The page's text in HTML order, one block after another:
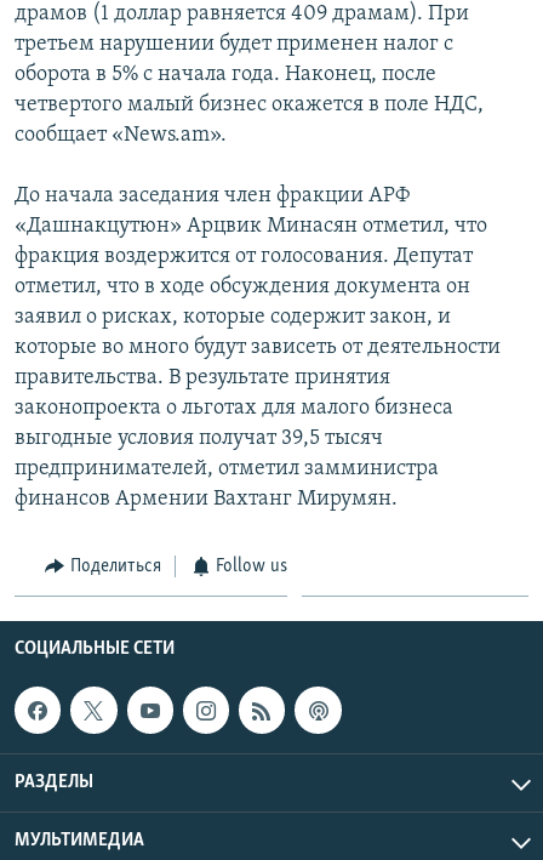
драмов (1 доллар равняется 409 драмам). При
третьем нарушении будет применен налог с
оборота в 5% с начала года. Наконец, после
четвертого малый бизнес окажется в поле НДС,
сообщает «News.am».
До начала заседания член фракции АРФ
«Дашнакцутюн» Арцвик Минасян отметил, что
фракция воздержится от голосования. Депутат
отметил, что в ходе обсуждения документа он
заявил о рисках, которые содержит закон, и
которые во много будут зависеть от деятельности
правительства. В результате принятия
законопроекта о льготах для малого бизнеса
выгодные условия получат 39,5 тысяч
предпринимателей, отметил замминистра
финансов Армении Вахтанг Мирумян.
Поделиться Follow us
СОЦИАЛЬНЫЕ СЕТИ
РАЗДЕЛЫ
МУЛЬТИМЕДИА